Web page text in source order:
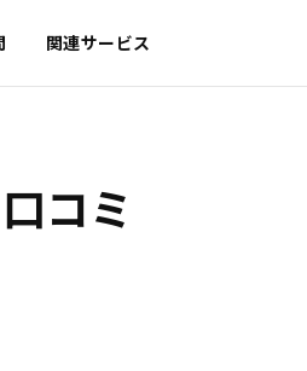
関連サービス
コミ